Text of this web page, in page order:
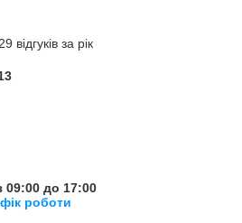
відгуків за рік
09:00 до 17:00
роботи